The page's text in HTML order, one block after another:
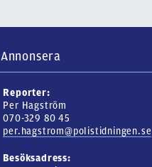
Annonsera
Reporter:
Per Hagström
070-329 80 45
per.hagstrom@polistidningen.se
Besöksadress: